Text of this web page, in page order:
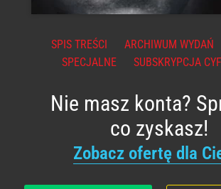
SPIS TREŚCI ARCHIWUM WYDAŃ
SPECJALNE
SUBSKRYPCJA
Nie masz konta?
co zyskasz!
Zobacz ofertę dla